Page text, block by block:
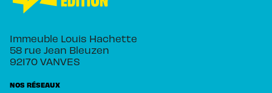
Immeuble Louis Hachette
58 rue Jean Bleuzen
92170 VANVES
NOS RÉSEAUX